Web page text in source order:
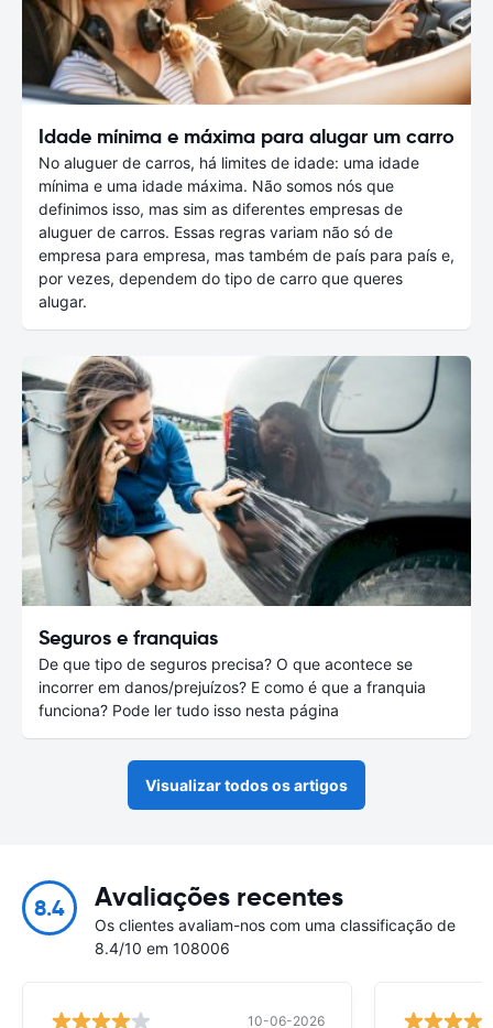
Idade mínima e máxima para alugar um carro
No aluguer de carros, há limites de idade: uma idade
mínima e uma idade máxima. Não somos nós que
definimos isso, mas sim as diferentes empresas de
aluguer de carros. Essas regras variam não só de
empresa para empresa, mas também de país para país e,
por vezes, dependem do tipo de carro que queres
alugar.
Seguros e franquias
De que tipo de seguros precisa? O que acontece se
incorrer em danos/prejuízos? E como é que a franquia
funciona? Pode ler tudo isso nesta página
Visualizar todos os artigos
8.4 Avaliações recentes
Os clientes avaliam-nos com uma classificação de
8.4/10 em 108006
10-06-2026